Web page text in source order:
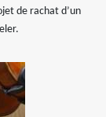
de rachat d’un